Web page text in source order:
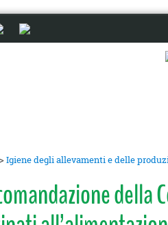
>Igiene degli allevamenti e delle
della